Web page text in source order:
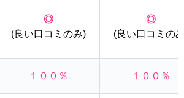
◎
(良い口コミのみ)
◎
(良い口コミの
１００％ １００％